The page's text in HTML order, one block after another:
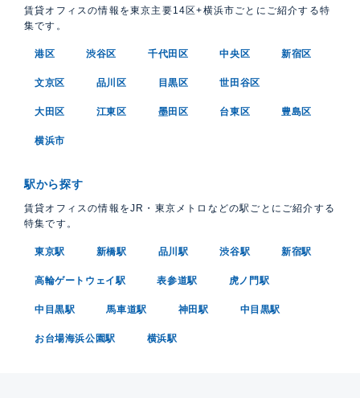
賃貸オフィスの情報を東京主要14区+横浜市ごとにご紹介する特
集です。
港区 渋谷区 千代田区 中央区 新宿区
文京区 品川区 目黒区 世田谷区
大田区 江東区 墨田区 台東区 豊島区
横浜市
駅から探す
賃貸オフィスの情報をJR・東京メトロなどの駅ごとにご紹介する
特集です。
東京駅 新橋駅 品川駅 渋谷駅 新宿駅
高輪ゲートウェイ駅 表参道駅 虎ノ門駅
中目黒駅 馬車道駅 神田駅 中目黒駅
お台場海浜公園駅 横浜駅